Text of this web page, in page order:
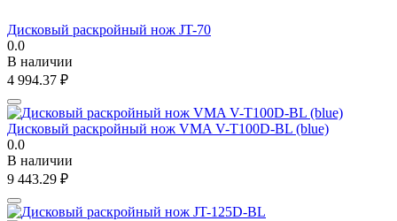
Дисковый раскройный нож JT-70
0.0
В наличии
4 994.37 ₽
Дисковый раскройный нож VMA V-T100D-BL (blue)
0.0
В наличии
9 443.29 ₽